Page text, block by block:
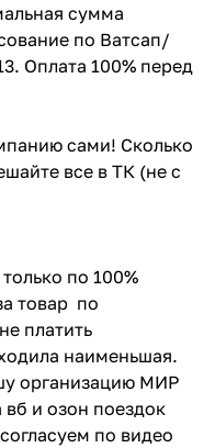
сумма
по Ватсап/
Оплата 100% перед
сами! Сколько
все в ТК (не с
по 100%
товар по
платить
наименьшая.
организацию МИР
и озон поездок
по видео